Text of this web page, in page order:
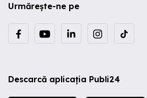
Urmărește-ne pe
Descarcă aplicația Publi24